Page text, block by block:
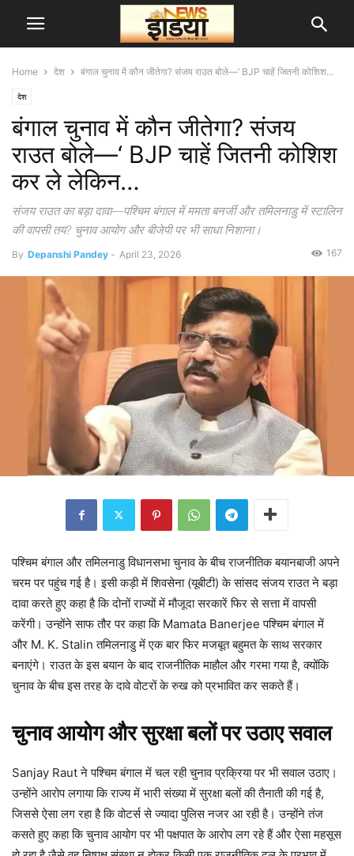
Home देश बंगाल चुनाव में कौन जीतेगा? संजय राउत बोले—‘ BJP चाहें जितनी कोशिश...
देश
बंगाल चुनाव में कौन जीतेगा? संजय
राउत बोले—‘ BJP चाहें जितनी कोशिश
कर ले लेकिन…
संजय राउत का बड़ा दावा—पश्चिम बंगाल में ममता बनर्जी और तमिलनाडु में स्टालिन
की वापसी तय? चुनाव आयोग और बीजेपी पर भी साधा निशाना।
By Depanshi Pandey - April 23, 2026 167
पश्चिम बंगाल और तमिलनाडु विधानसभा चुनाव के बीच राजनीतिक बयानबाजी अपने
चरम पर पहुंच गई है। इसी कड़ी में शिवसेना (यूबीटी) के सांसद संजय राउत ने बड़ा
दावा करते हुए कहा है कि दोनों राज्यों में मौजूदा सरकारें फिर से सत्ता में वापसी
करेंगी। उन्होंने साफ तौर पर कहा कि Mamata Banerjee पश्चिम बंगाल में
और M. K. Stalin तमिलनाडु में एक बार फिर मजबूत बहुमत के साथ सरकार
बनाएंगे। राउत के इस बयान के बाद राजनीतिक माहौल और गरमा गया है, क्योंकि
चुनाव के बीच इस तरह के दावे वोटरों के रुख को प्रभावित कर सकते हैं।
चुनाव आयोग और सुरक्षा बलों पर उठाए सवाल
Sanjay Raut ने पश्चिम बंगाल में चल रही चुनाव प्रक्रिया पर भी सवाल उठाए।
उन्होंने आरोप लगाया कि राज्य में भारी संख्या में सुरक्षा बलों की तैनाती की गई है,
जिससे ऐसा लग रहा है कि वोटर्स से ज्यादा पुलिस नजर आ रही है। उन्होंने तंज
कसते हुए कहा कि चुनाव आयोग पर भी पक्षपात के आरोप लग रहे हैं और ऐसा महसूस